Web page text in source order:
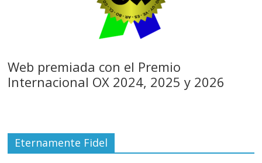
Web premiada con el Premio
Internacional OX 2024, 2025 y 2026
Eternamente Fidel